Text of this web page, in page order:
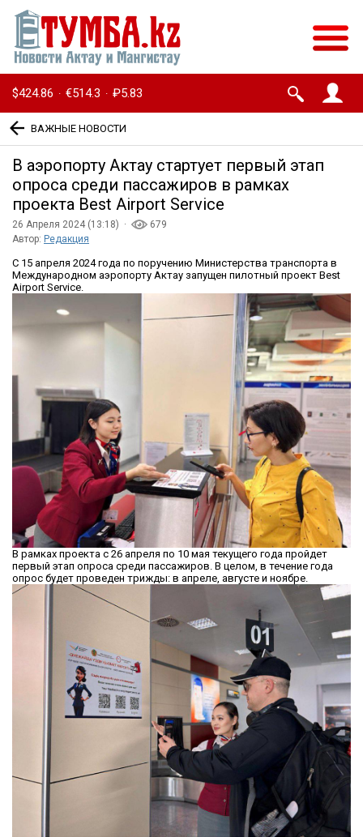
$424.86 · €514.3 · ₽5.83
ВАЖНЫЕ НОВОСТИ
В аэропорту Актау стартует первый этап
опроса среди пассажиров в рамках
проекта Best Airport Service
26 Апреля 2024 (13:18) ·
679
Автор: Редакция
С 15 апреля 2024 года по поручению Министерства транспорта в
Международном аэропорту Актау запущен пилотный проект Best
Airport Service.
В рамках проекта с 26 апреля по 10 мая текущего года пройдет
первый этап опроса среди пассажиров. В целом, в течение года
опрос будет проведен трижды: в апреле, августе и ноябре.